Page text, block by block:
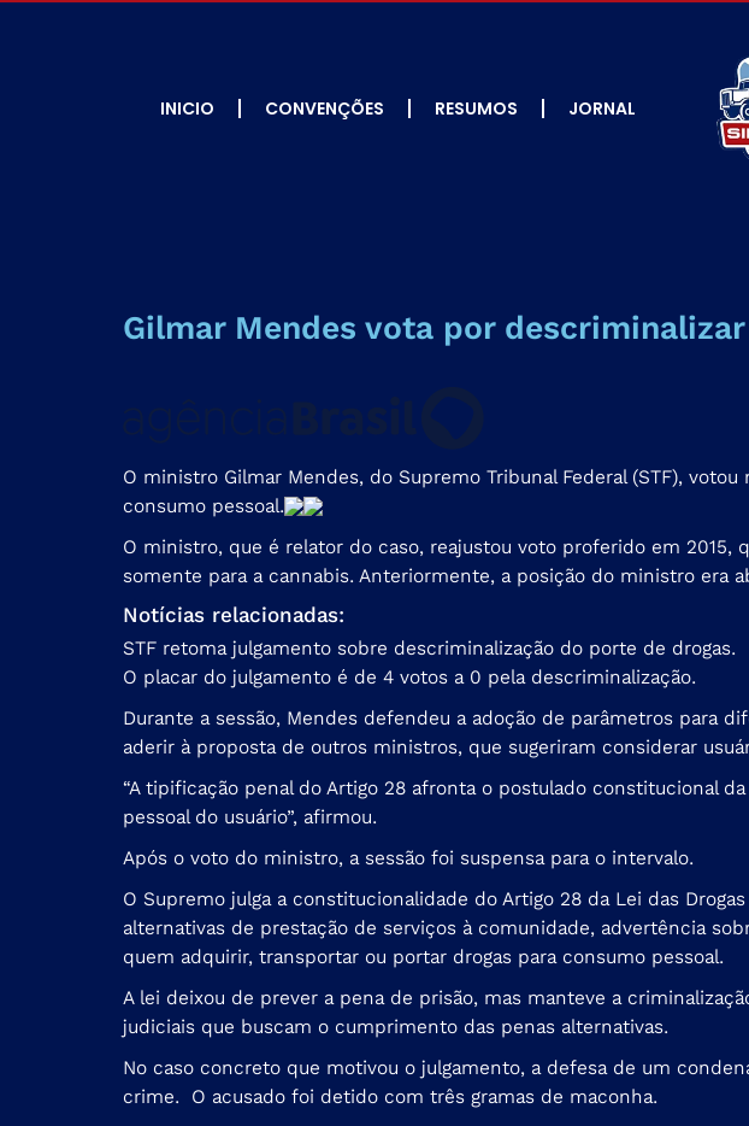
INICIO CONVENÇÕES RESUMOS JORNAL
Gilmar Mendes vota por
O ministro Gilmar Mendes, do Supremo Tribunal Federal (STF),
consumo pessoal.
O ministro, que é relator do caso, reajustou voto proferido em 2015,
somente para a cannabis. Anteriormente, a posição do ministro era
Notícias relacionadas:
STF retoma julgamento sobre descriminalização do porte de drogas.
O placar do julgamento é de 4 votos a 0 pela descriminalização.
Durante a sessão, Mendes defendeu a adoção de parâmetros para
aderir à proposta de outros ministros, que sugeriram considerar
“A tipificação penal do Artigo 28 afronta o postulado constitucional
pessoal do usuário”, afirmou.
Após o voto do ministro, a sessão foi suspensa para o intervalo.
O Supremo julga a constitucionalidade do Artigo 28 da Lei das Drogas
alternativas de prestação de serviços à comunidade, advertência
quem adquirir, transportar ou portar drogas para consumo pessoal.
A lei deixou de prever a pena de prisão, mas manteve a
judiciais que buscam o cumprimento das penas alternativas.
No caso concreto que motivou o julgamento, a defesa de um
crime. O acusado foi detido com três gramas de maconha.